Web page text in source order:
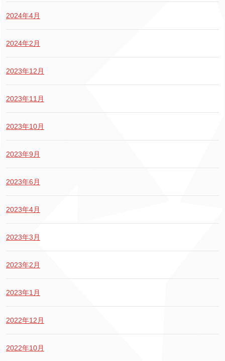
2024年4月
2024年2月
2023年12月
2023年11月
2023年10月
2023年9月
2023年6月
2023年4月
2023年3月
2023年2月
2023年1月
2022年12月
2022年10月